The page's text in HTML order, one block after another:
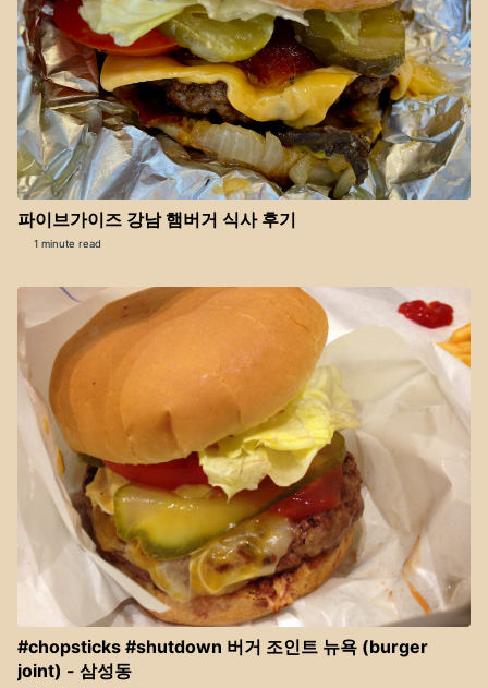
파이브가이즈 강남 햄버거 식사 후기
1 minute read
#chopsticks #shutdown 버거 조인트 뉴욕 (burger
joint) - 삼성동